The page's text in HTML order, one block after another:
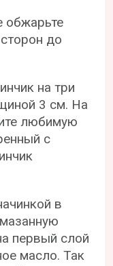
обжарьте
до
на три
3 см. На
любимую
с
в
первый слой
масло. Так